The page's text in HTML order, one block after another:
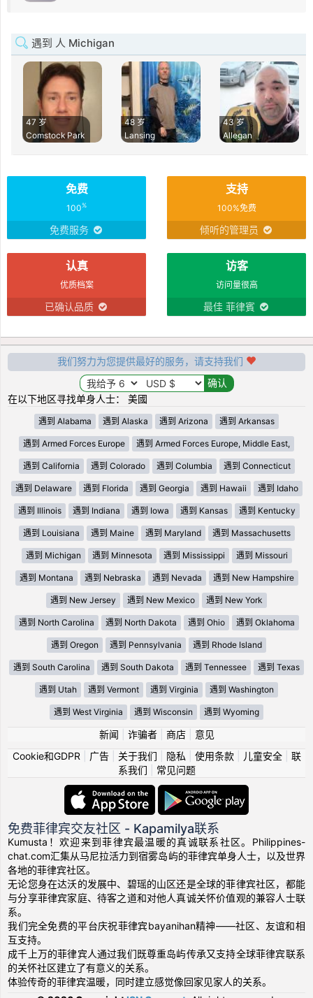
遇到 人 Michigan
47 岁
Comstock Park
48 岁
Lansing
43 岁
Allegan
免费
100%
免费服务
支持
100%免费
倾听的管理员
认真
优质档案
已确认品质
访客
访问量很高
最佳 菲律賓
我们努力为您提供最好的服务，请支持我们
在以下地区寻找单身人士： 美國
遇到 Alabama 遇到 Alaska 遇到 Arizona 遇到 Arkansas
遇到 Armed Forces Europe 遇到 Armed Forces Europe, Middle East,
遇到 California 遇到 Colorado 遇到 Columbia 遇到 Connecticut
遇到 Delaware 遇到 Florida 遇到 Georgia 遇到 Hawaii 遇到 Idaho
遇到 Illinois 遇到 Indiana 遇到 Iowa 遇到 Kansas 遇到 Kentucky
遇到 Louisiana 遇到 Maine 遇到 Maryland 遇到 Massachusetts
遇到 Michigan 遇到 Minnesota 遇到 Mississippi 遇到 Missouri
遇到 Montana 遇到 Nebraska 遇到 Nevada 遇到 New Hampshire
遇到 New Jersey 遇到 New Mexico 遇到 New York
遇到 North Carolina 遇到 North Dakota 遇到 Ohio 遇到 Oklahoma
遇到 Oregon 遇到 Pennsylvania 遇到 Rhode Island
遇到 South Carolina 遇到 South Dakota 遇到 Tennessee 遇到 Texas
遇到 Utah 遇到 Vermont 遇到 Virginia 遇到 Washington
遇到 West Virginia 遇到 Wisconsin 遇到 Wyoming
新闻 诈骗者| 商店| 意见
Cookie和GDPR
广告| 关于我们 隐私 使用条款| 儿童安全| 联
系我们
常见问题
免费菲律宾交友社区 - Kapamilya联系
Kumusta！欢迎来到菲律宾最温暖的真诚联系社区。Philippines-
chat.com汇集从马尼拉活力到宿雾岛屿的菲律宾单身人士，以及世界
各地的菲律宾社区。
无论您身在达沃的发展中、碧瑶的山区还是全球的菲律宾社区，都能
与分享菲律宾家庭、待客之道和对他人真诚关怀价值观的兼容人士联
系。
我们完全免费的平台庆祝菲律宾bayanihan精神——社区、友谊和相
互支持。
成千上万的菲律宾人通过我们既尊重岛屿传承又支持全球菲律宾联系
的关怀社区建立了有意义的关系。
体验传奇的菲律宾温暖，同时建立感觉像回家见家人的关系。